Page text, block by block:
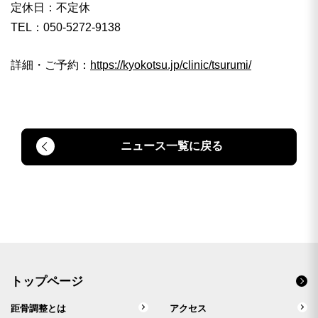
定休日：不定休
TEL：050-5272-9138
詳細・ご予約： https://kyokotsu.jp/clinic/tsurumi/
ニュース一覧に戻る
トップページ
距骨調整とは アクセス